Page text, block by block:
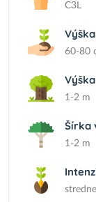
C3L
60-80
1-2 m
Šírka
1-2 m